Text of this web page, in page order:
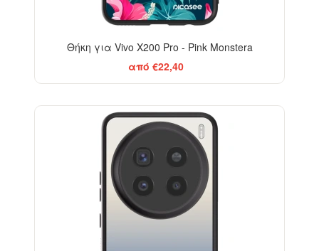
Θήκη για Vivo X200 Pro - Pink Monstera
από €22,40